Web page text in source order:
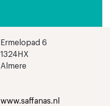
Ermelopad 6
1324HX
Almere
www.saffanas.nl